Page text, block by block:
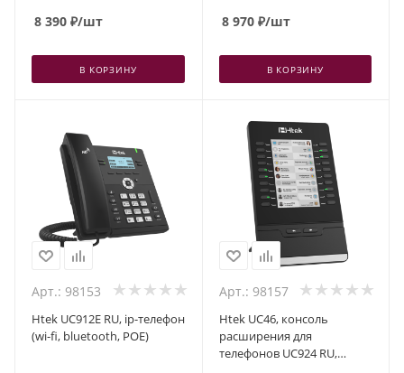
8 390 ₽/шт
В КОРЗИНУ
8 970₽/шт
В КОРЗИНУ
Арт.: 98153
Htek UC912E RU, ip-телефон
(wi-fi, bluetooth, POE)
Арт.: 98157
Htek UC46, консоль
расширения для
телефонов UC924 RU,